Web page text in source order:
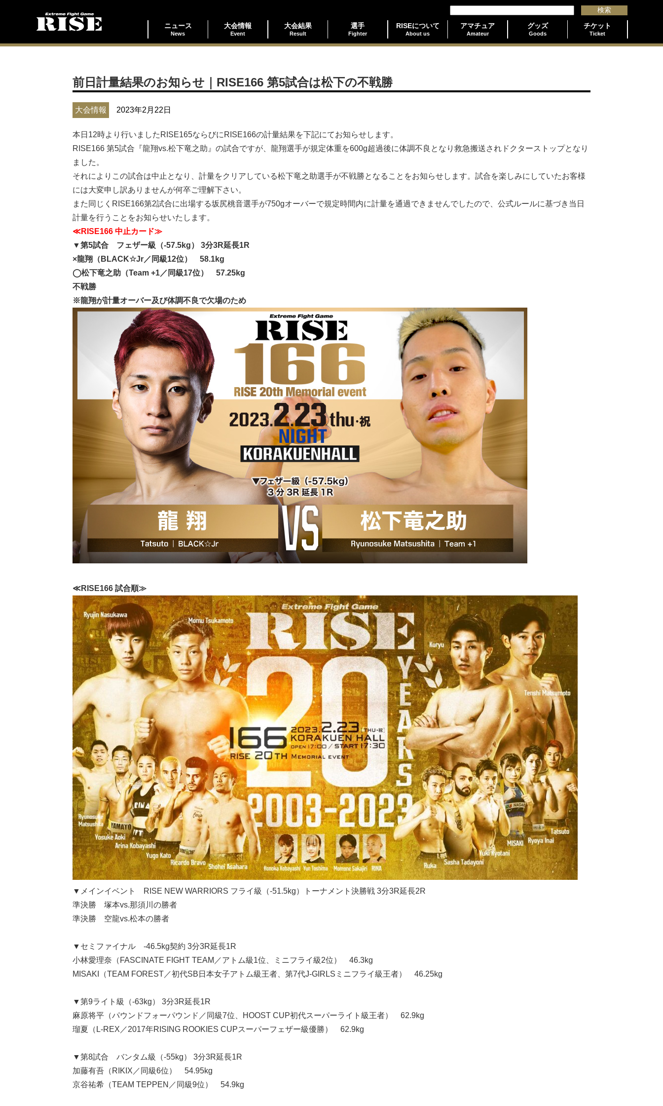
ニュース
News
大会情報
Event
大会結果
Result
選手
Fighter
RISEについて
About us
アマチュア
Amateur
グッズ
Goods
チケット
Ticket
前日計量結果のお知らせ｜RISE166 第5試合は松下の不戦勝
大会情報 2023年2月22日
本日12時より行いましたRISE165ならびにRISE166の計量結果を下記にてお知らせします。
RISE166 第5試合『龍翔vs.松下竜之助』の試合ですが、龍翔選手が規定体重を600g超過後に体調不良となり救急搬送されドクターストップとなり
ました。
それによりこの試合は中止となり、計量をクリアしている松下竜之助選手が不戦勝となることをお知らせします。試合を楽しみにしていたお客様
には大変申し訳ありませんが何卒ご理解下さい。
また同じくRISE166第2試合に出場する坂尻桃音選手が750gオーバーで規定時間内に計量を通過できませんでしたので、公式ルールに基づき当日
計量を行うことをお知らせいたします。
≪RISE166 中止カード≫
▼第5試合 フェザー級（-57.5kg） 3分3R延長1R
×龍翔（BLACK☆Jr／同級12位） 58.1kg
◯松下竜之助（Team +1／同級17位） 57.25kg
不戦勝
※龍翔が計量オーバー及び体調不良で欠場のため
≪RISE166 試合順≫
▼メインイベント RISE NEW WARRIORS フライ級（-51.5kg）トーナメント決勝戦 3分3R延長2R
準決勝 塚本vs.那須川の勝者
準決勝 空龍vs.松本の勝者
▼セミファイナル -46.5kg契約 3分3R延長1R
小林愛理奈（FASCINATE FIGHT TEAM／アトム級1位、ミニフライ級2位） 46.3kg
MISAKI（TEAM FOREST／初代SB日本女子アトム級王者、第7代J-GIRLSミニフライ級王者） 46.25kg
▼第9ライト級（-63kg） 3分3R延長1R
麻原将平（パウンドフォーパウンド／同級7位、HOOST CUP初代スーパーライト級王者） 62.9kg
瑠夏（L-REX／2017年RISING ROOKIES CUPスーパーフェザー級優勝） 62.9kg
▼第8試合 バンタム級（-55kg） 3分3R延長1R
加藤有吾（RIKIX／同級6位） 54.95kg
京谷祐希（TEAM TEPPEN／同級9位） 54.9kg